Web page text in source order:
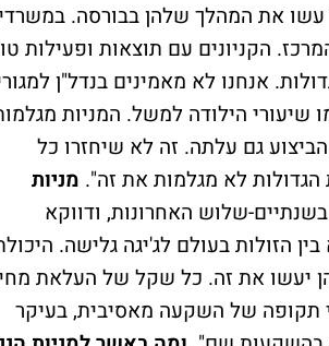
עשו את המהלך שלהן בבורסה.
הקניונים עם תוצאות ופעילות
אנחנו לא מאמינים בנדל"ן
שיעורי הילודה למשל. המניות
גם עלתה. זה לא שיחזרו כל
הגדולות לא מגלמות את זה". מניות
שלוש האחרונות, ודווקא
הזולות בעולם לג'יגה גלישה.
יעשו את זה. כל שקל של העלאת
תקופה של השקעה מאסיבית, בעיקר